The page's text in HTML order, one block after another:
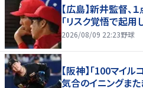
【広島】新井監督、
「リスク覚悟で起
2026/08/09 22:23野球
【阪神】「100マイ
気合のイニングまた